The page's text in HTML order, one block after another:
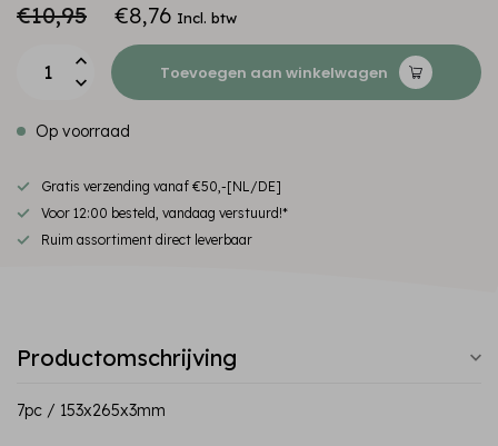
€10,95 €8,76 Incl. btw
Toevoegen aan winkelwagen
Op voorraad
Gratis verzending vanaf €50,-[NL/DE]
Voor 12:00 besteld, vandaag verstuurd!*
Ruim assortiment direct leverbaar
Productomschrijving
7pc / 153x265x3mm